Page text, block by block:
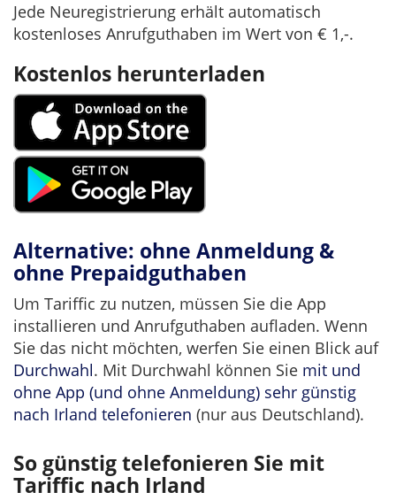
Jede Neuregistrierung erhält automatisch
kostenloses Anrufguthaben im Wert von € 1,-.
Kostenlos herunterladen
Alternative: ohne Anmeldung &
ohne Prepaidguthaben
Um Tariffic zu nutzen, müssen Sie die App
installieren und Anrufguthaben aufladen. Wenn
Sie das nicht möchten, werfen Sie einen Blick auf
Durchwahl. Mit Durchwahl können Sie mit und
ohne App (und ohne Anmeldung) sehr günstig
nach Irland telefonieren (nur aus Deutschland).
So günstig telefonieren Sie mit
Tariffic nach Irland